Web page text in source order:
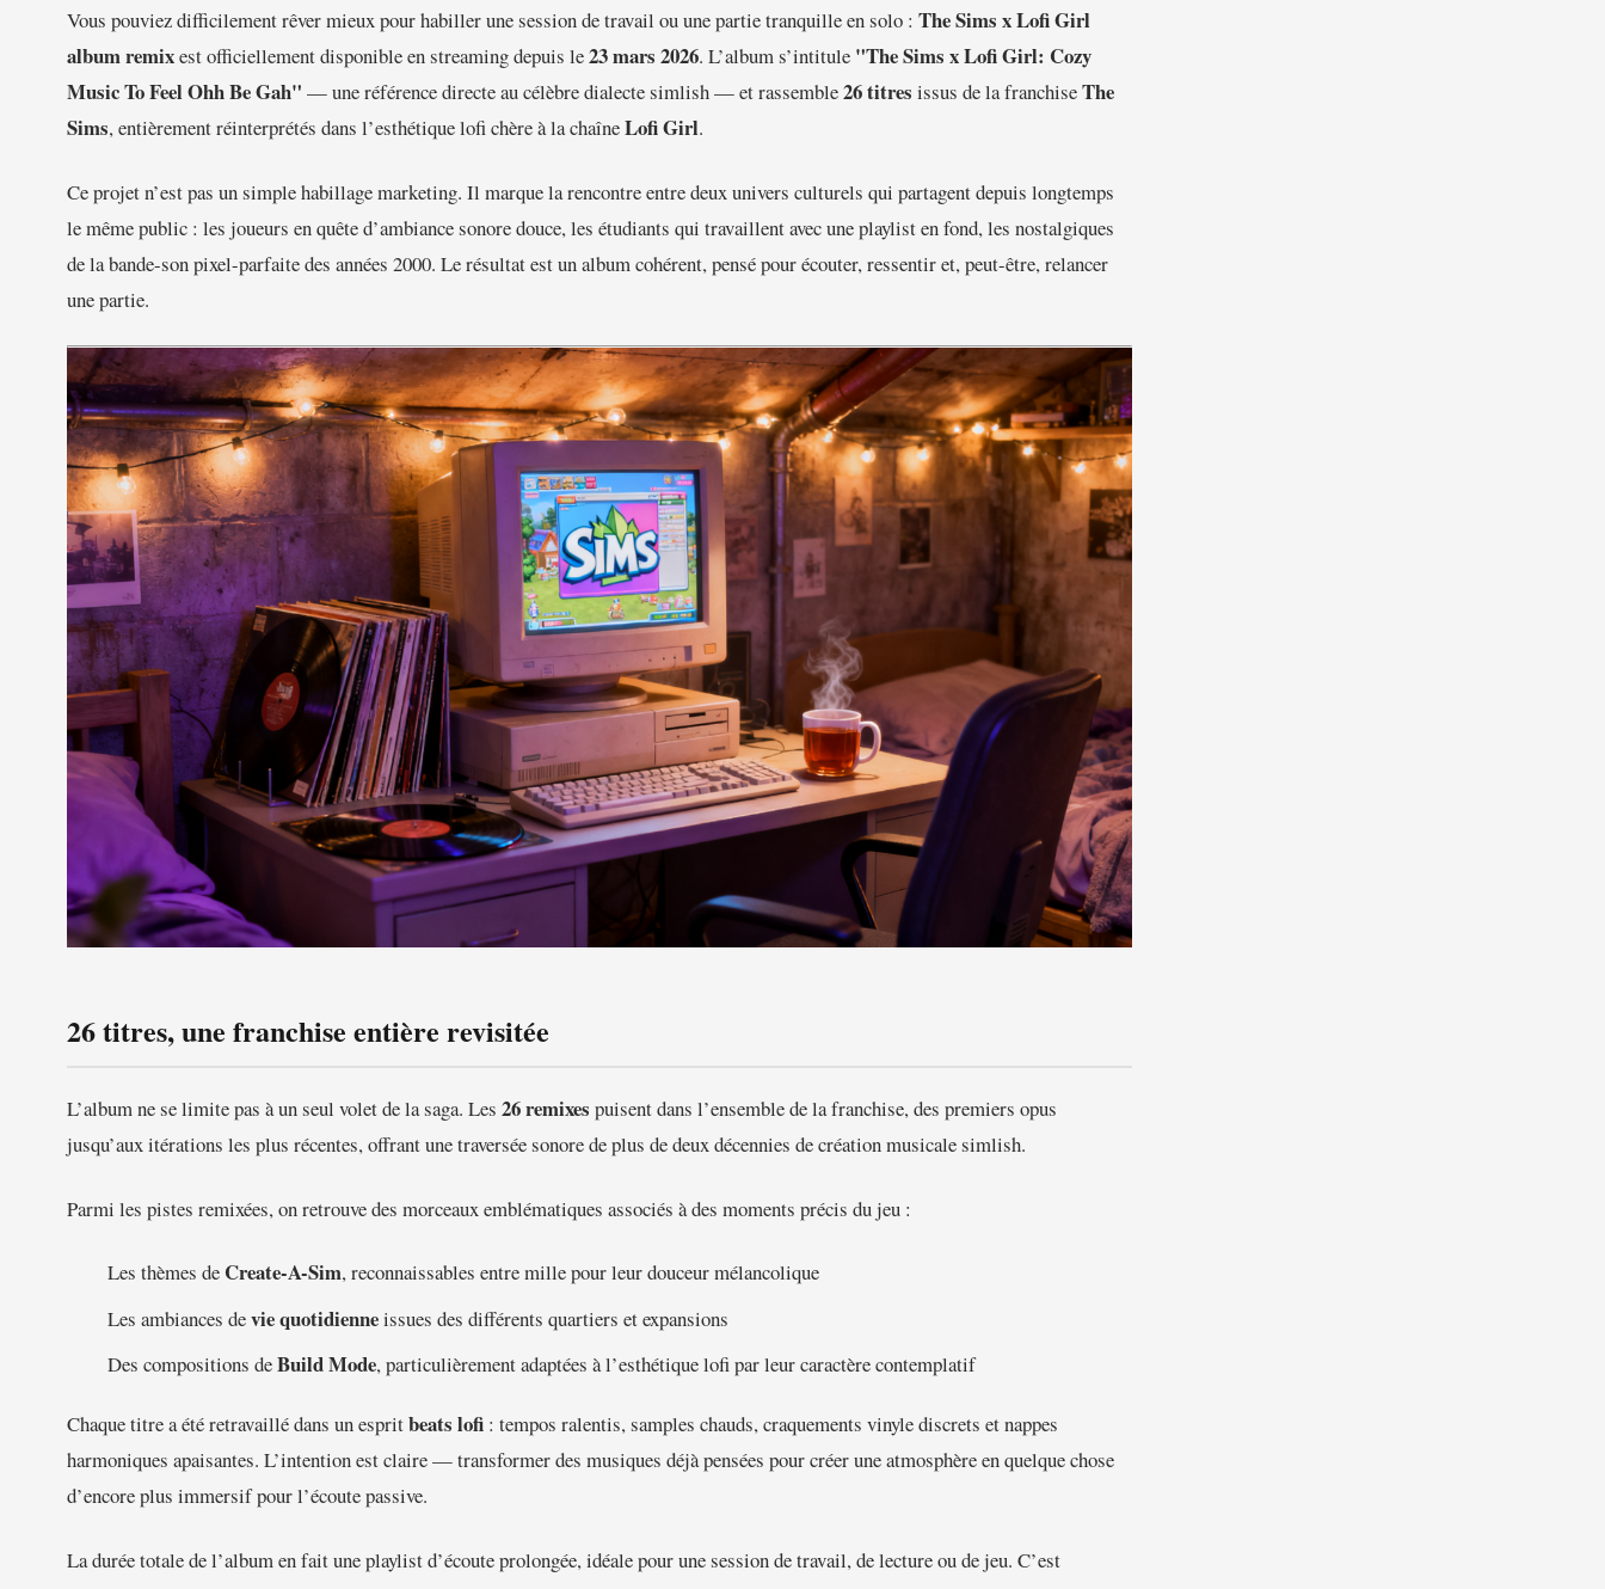
Vous pouviez difficilement rêver mieux pour habiller une session de travail ou une partie tranquille en solo : The Sims x Lofi Girl
album remixest officiellement disponible en streaming depuis le23 mars 2026. L’album s’intitule "The Sims x Lofi Girl: Cozy
Music To Feel Ohh Be Gah" — une référence directe au célèbre dialecte simlish — et rassemble26 titres issus de la franchiseThe
Sims, entièrement réinterprétés dans l’esthétique lofi chère à la chaîneLofi Girl.
Ce projet n’est pas un simple habillage marketing. Il marque la rencontre entre deux univers culturels qui partagent depuis longtemps
le même public : les joueurs en quête d’ambiance sonore douce, les étudiants qui travaillent avec une playlist en fond, les nostalgiques
de la bande-son pixel-parfaite des années 2000. Le résultat est un album cohérent, pensé pour écouter, ressentir et, peut-être, relancer
une partie.
26 titres, une franchise entière revisitée
L’album ne se limite pas à un seul volet de la saga. Les 26 remixes puisent dans l’ensemble de la franchise, des premiers opus
jusqu’aux itérations les plus récentes, offrant une traversée sonore de plus de deux décennies de création musicale simlish.
Parmi les pistes remixées, on retrouve des morceaux emblématiques associés à des moments précis du jeu :
Les thèmes de Create-A-Sim, reconnaissables entre mille pour leur douceur mélancolique
Les ambiances devie quotidienneissues des différents quartiers et expansions
Des compositions deBuild Mode, particulièrement adaptées à l’esthétique lofi par leur caractère contemplatif
Chaque titre a été retravaillé dans un espritbeats lofi : tempos ralentis, samples chauds, craquements vinyle discrets et nappes
harmoniques apaisantes. L’intention est claire — transformer des musiques déjà pensées pour créer une atmosphère en quelque chose
d’encore plus immersif pour l’écoute passive.
La durée totale de l’album en fait une playlist d’écoute prolongée, idéale pour une session de travail, de lecture ou de jeu. C’est